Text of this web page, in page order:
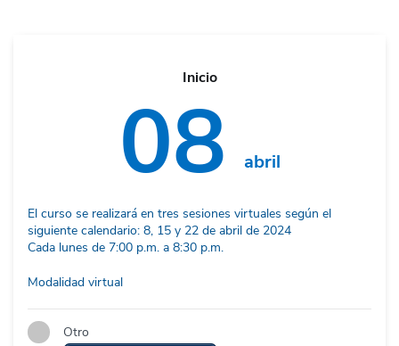
Inicio
08 abril
El curso se realizará en tres sesiones virtuales según el
siguiente calendario: 8, 15 y 22 de abril de 2024
Cada lunes de 7:00 p.m. a 8:30 p.m.
Modalidad virtual
Otro